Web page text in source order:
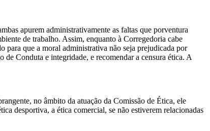
apurem administrativamente as faltas que porventura
de trabalho. Assim, enquanto à Corregedoria cabe
para que a moral administrativa não seja prejudicada por
Conduta e integridade, e recomendar a censura ética. A
no âmbito da atuação da Comissão de Ética, ele
desportiva, a ética comercial, se não estiverem relacionadas